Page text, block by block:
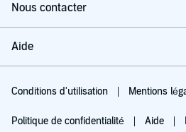
Nous contacter
Aide
Conditions d'utilisation Mentions
Politique de confidentialité Aide